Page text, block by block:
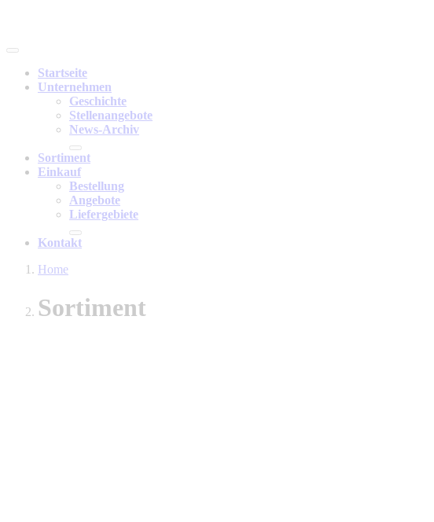
Startseite
Unternehmen
Geschichte
Stellenangebote
News-Archiv
Sortiment
Einkauf
Bestellung
Angebote
Liefergebiete
Kontakt
Home
Sortiment